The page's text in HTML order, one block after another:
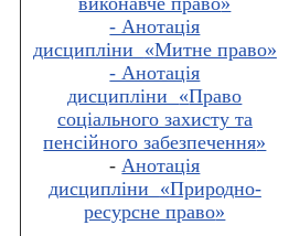
- Анотація
дисципліни «Митне право»
- Анотація
дисципліни «Право
соціального захисту та
пенсійного забезпечення»
-Анотація
дисципліни «Природно-
ресурсне право»